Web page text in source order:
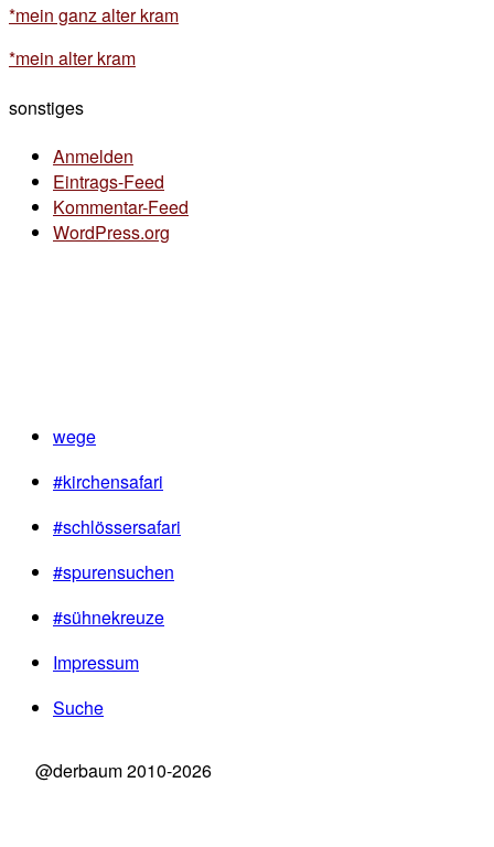
*mein ganz alter kram
*mein alter kram
sonstiges
Anmelden
Eintrags-Feed
Kommentar-Feed
WordPress.org
wege
#kirchensafari
#schlössersafari
#spurensuchen
#sühnekreuze
Impressum
Suche
@derbaum 2010-2026